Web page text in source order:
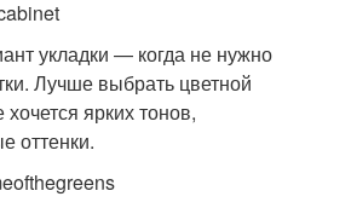
укладки — когда не нужно
Лучше выбрать цветной
ярких тонов,
оттенки.